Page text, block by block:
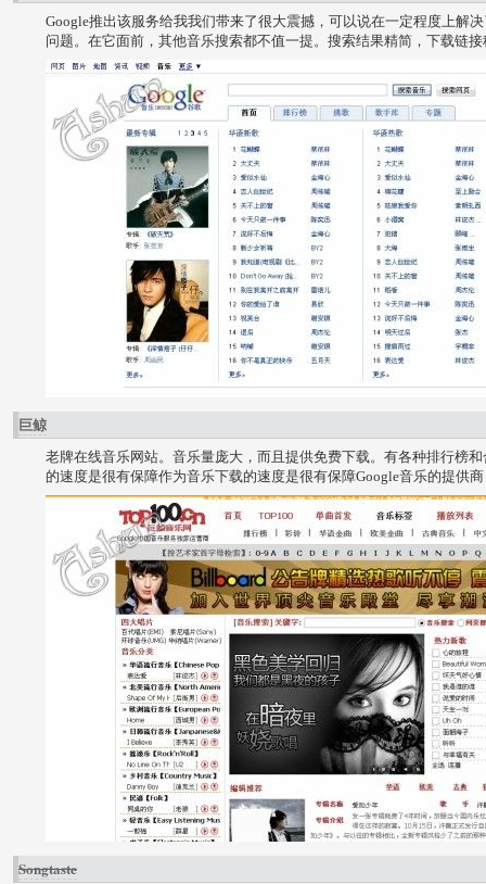
Google推出该服务给我我们带来了很大震撼，可以说在一定程度上解
问题。在它面前，其他音乐搜索都不值一提。搜索结果精简，下载链
巨鲸
老牌在线音乐网站。音乐量庞大，而且提供免费下载。有各种排行榜
的速度是很有保障作为音乐下载的速度是很有保障Google音乐的提供
Songtaste